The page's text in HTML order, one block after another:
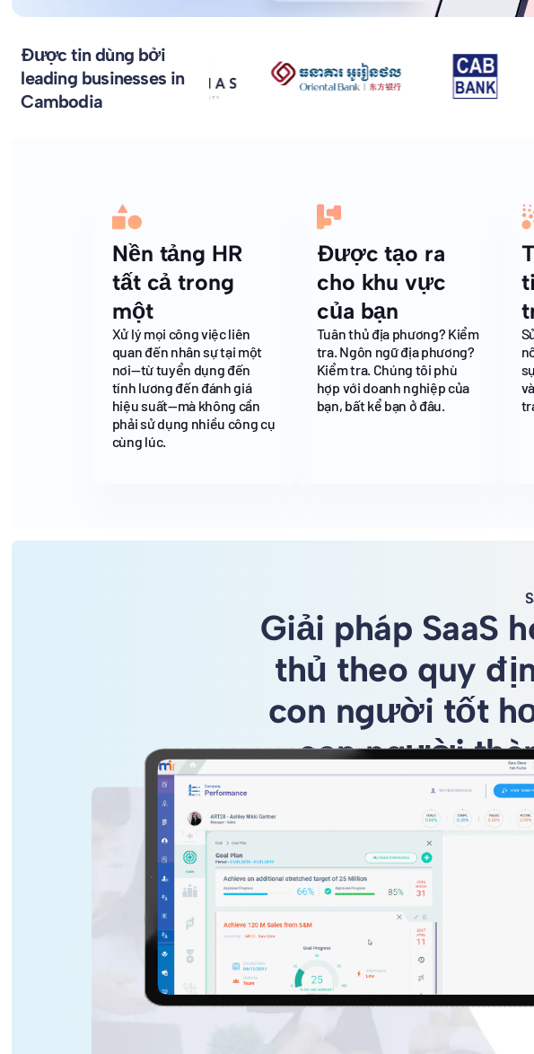
Được tin dùng bởi
leading businesses in
Cambodia
Nền tảng HR
tất cả trong
một
Xử lý mọi công việc liên
quan đến nhân sự tại một
nơi—từ tuyển dụng đến
tính lương đến đánh giá
hiệu suất—mà không cần
phải sử dụng nhiều công cụ
cùng lúc.
Được tạo ra
cho khu vực
của bạn
Tuân thủ địa phương? Kiểm
tra. Ngôn ngữ địa phương?
Kiểm tra. Chúng tôi phù
hợp với doanh nghiệp của
bạn, bất kể bạn ở đâu.
Giải pháp SaaS
thủ theo quy
con người tốt
con người